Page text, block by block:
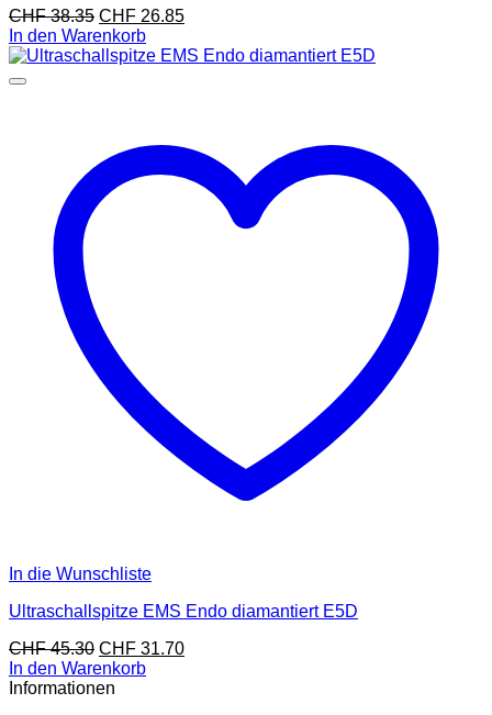
CHF38.35 CHF 26.85
In den Warenkorb
In die Wunschliste
Ultraschallspitze EMS Endo diamantiert E5D
CHF45.30 CHF 31.70
In den Warenkorb
Informationen